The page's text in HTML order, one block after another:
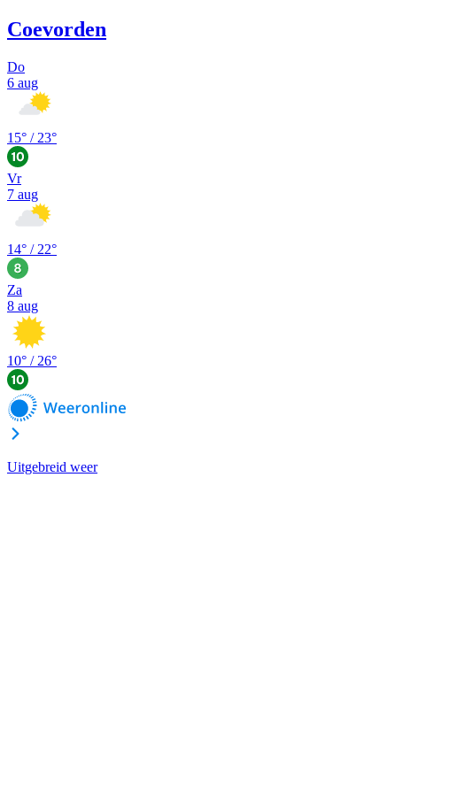
Coevorden
Do
6 aug
15° / 23°
Vr
7 aug
14° / 22°
Za
8 aug
10° / 26°
Uitgebreid weer